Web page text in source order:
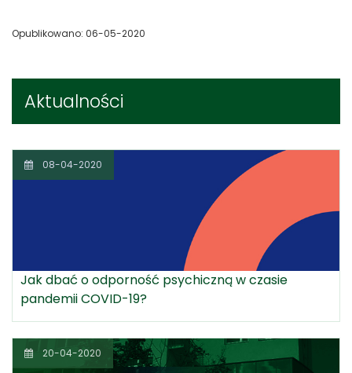
Aktualności
08-04-2020
Jak dbać o odporność psychiczną w czasie
pandemii COVID-19?
20-04-2020
Opublikowano: 06-05-2020